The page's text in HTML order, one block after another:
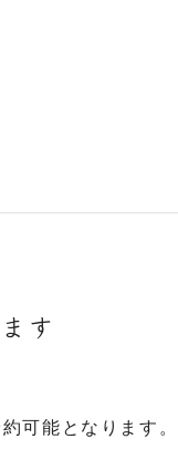
す
可能となります。